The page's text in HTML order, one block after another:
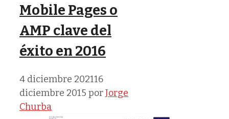
Mobile Pages o
AMP clave del
éxito en 2016
4 diciembre 202116
diciembre 2015 porJorge
Churba